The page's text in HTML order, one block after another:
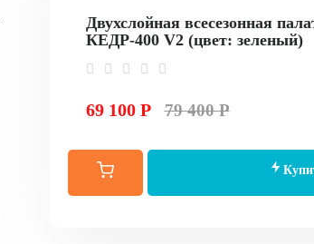
Двухслойная всесезонная
КЕДР-400 V2 (цвет: зеленый)
69 100 Р 79 400 Р